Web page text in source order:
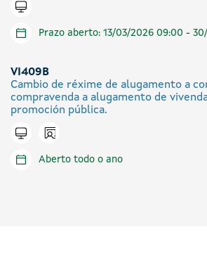
Tramitar en liña
Prazo aberto: 13/03/2026 09:00 -
VI409B
Cambio de réxime de alugamento a
compravenda a alugamento de
promoción pública.
Tramitar en liña
Icono presencial
Aberto todo o ano